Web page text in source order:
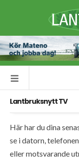
Lantbruksnytt TV
Här har du dina
se i datorn,
eller motsvarande